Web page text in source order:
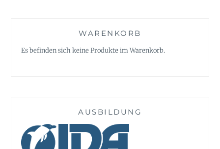
WARENKORB
Es befinden sich keine Produkte im Warenkorb.
AUSBILDUNG